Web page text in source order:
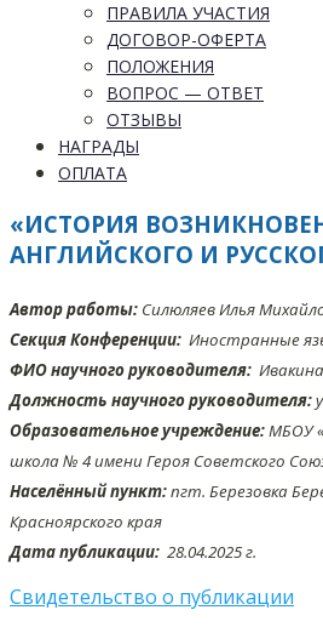
ПРАВИЛА УЧАСТИЯ
ДОГОВОР-ОФЕРТА
ПОЛОЖЕНИЯ
ВОПРОС — ОТВЕТ
ОТЗЫВЫ
НАГРАДЫ
ОПЛАТА
«ИСТОРИЯ
АНГЛИЙСКОГО И
Автор работы: Силюляев Илья
Секция Конференции: Иностранные
ФИО научного руководителя:
Должность научного руководителя:
Образовательное учреждение:МБОУ
школа № 4 имени Героя Советского
Населённый пункт:пгт. Березовка
Красноярского края
Дата публикации: 28.04.2025 г.
Свидетельство о публикации